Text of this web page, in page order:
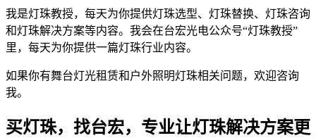
我是灯珠教授，每天为你提供灯珠选型、灯珠替换、灯珠咨询
和灯珠解决方案等内容。我会在台宏光电公众号“灯珠教授”
里，每天为你提供一篇灯珠行业内容。
如果你有舞台灯光租赁和户外照明灯珠相关问题，欢迎咨询
我。
买灯珠，找台宏，专业让灯珠解决方案更